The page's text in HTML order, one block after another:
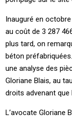
Inauguré en
au coût de 3 287
plus tard, on
béton
une analyse des
Gloriane Blais, au
droits advenant que
L’avocate Gloriane